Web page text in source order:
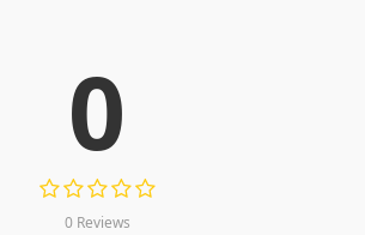
0
0 Reviews